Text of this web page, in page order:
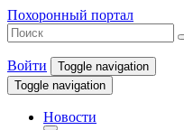
Похоронный портал
Войти
Toggle navigation
Toggle navigation
Новости